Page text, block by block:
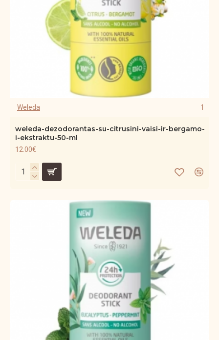
Weleda 1
weleda-dezodorantas-su-citrusini-vaisi-ir-bergamo-
i-ekstraktu-50-ml
12.00€